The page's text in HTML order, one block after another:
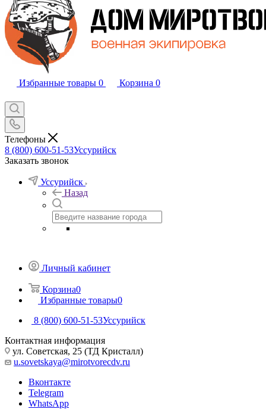
Избранные товары 0 Корзина 0
Телефоны
8 (800) 600-51-53Уссурийск
Заказать звонок
Уссурийск
Назад
Личный кабинет
Корзина0
Избранные товары0
8 (800) 600-51-53Уссурийск
Контактная информация
ул. Советская, 25 (ТД Кристалл)
u.sovetskaya@mirotvorecdv.ru
Вконтакте
Telegram
WhatsApp